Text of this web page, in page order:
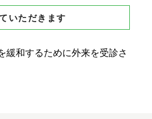
いただきます
緩和するために外来を受診さ